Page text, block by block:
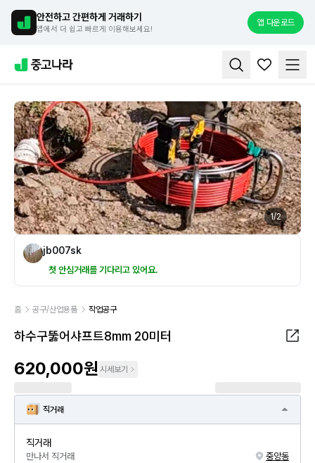
안전하고 간편하게 거래하기
앱에서 더 쉽고 빠르게 이용해보세요!
앱 다운로드
1/2
jb007sk
첫 안심거래를 기다리고 있어요.
홈 공구/산업용품 작업공구
하수구뚫어샤프트8mm 20미터
620,000원 시세보기
직거래
직거래
만나서 직거래 중앙동